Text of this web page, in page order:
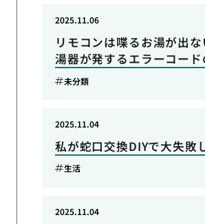
リモコンは喋るお湯が出
湯器が発するエラーコード
2025.11.06
未分類
私が蛇口交換DIYで大失敗
2025.11.04
生活
2025.11.04